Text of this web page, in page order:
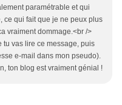
paramétrable et qui
ce qui fait que je ne peux plus
vraiment dommage.<br />
tu vas lire ce message, puis
e-mail dans mon pseudo).
ton blog est vraiment génial !